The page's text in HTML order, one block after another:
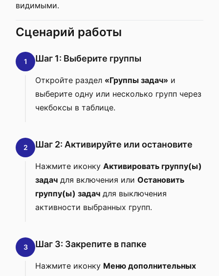
видимыми.
Сценарий работы
1 Шаг 1: Выберите группы
Откройте раздел «Группы задач» и
выберите одну или несколько групп через
чекбоксы в таблице.
2 Шаг 2: Активируйте или остановите
Нажмите иконку Активировать группу(ы)
задач для включения или Остановить
группу(ы) задач для выключения
активности выбранных групп.
3 Шаг 3: Закрепите в папке
Нажмите иконку Меню дополнительных